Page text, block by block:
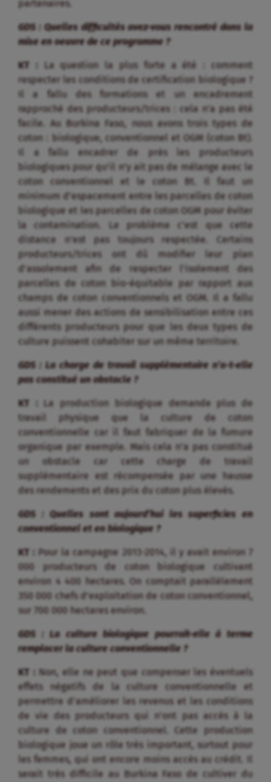
partenaires.
GDS : Quelles difficultés avez-vous rencontré dans la
mise en oeuvre de ce programme ?
KT :
La question la plus forte a été : comment
respecter les conditions de certification biologique ?
Il a fallu des formations et un encadrement
rapproché des producteurs/trices : cela n’a pas été
facile. Au Burkina Faso, nous avons trois types de
coton : biologique, conventionnel et OGM (coton Bt).
Il a fallu encadrer de près les producteurs
biologiques pour qu’il n’y ait pas de mélange avec le
coton conventionnel et le coton Bt. Il faut un
minimum d’espacement entre les parcelles de coton
biologique et les parcelles de coton OGM pour éviter
la contamination. Le problème c’est que cette
distance n’est pas toujours respectée. Certains
producteurs/trices ont dû modifier leur plan
d’assolement afin de respecter l’isolement des
parcelles de coton bio-équitable par rapport aux
champs de coton conventionnels et OGM. Il a fallu
aussi mener des actions de sensibilisation entre ces
différents producteurs pour que les deux types de
culture puissent cohabiter sur un même territoire.
GDS : La charge de travail supplémentaire n’a-t-elle
pas constitué un obstacle ?
KT :
La production biologique demande plus de
travail physique que la culture de coton
conventionnelle car il faut fabriquer de la fumure
organique par exemple. Mais cela n’a pas constitué
un obstacle car cette charge de travail
supplémentaire est récompensée par une hausse
des rendements et des prix du coton plus élevés.
GDS : Quelles sont aujourd’hui les superficies en
conventionnel et en biologique ?
KT :
Pour la campagne 2013-2014, il y avait environ 7
000 producteurs de coton biologique cultivant
environ 4 400 hectares. On comptait parallèlement
350 000 chefs d’exploitation de coton conventionnel,
sur 700 000 hectares environ.
GDS : La culture biologique pourrait-elle à terme
remplacer la culture conventionnelle ?
KT :
Non, elle ne peut que compenser les éventuels
effets négatifs de la culture conventionnelle et
permettre d’améliorer les revenus et les conditions
de vie des producteurs qui n’ont pas accès à la
culture de coton conventionnel. Cette production
biologique joue un rôle très important, surtout pour
les femmes, qui ont encore moins accès au crédit. Il
serait très difficile au Burkina Faso de cultiver du